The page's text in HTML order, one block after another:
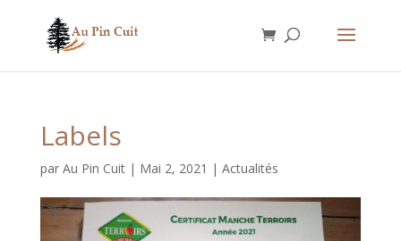
Labels
par Au Pin Cuit| Mai 2, 2021 | Actualités